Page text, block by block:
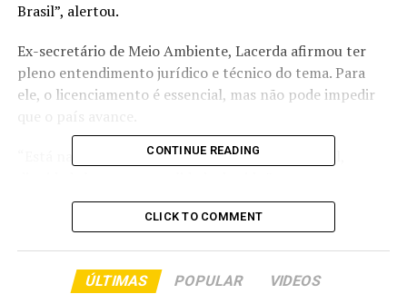
Brasil”, alertou.
Ex-secretário de Meio Ambiente, Lacerda afirmou ter
pleno entendimento jurídico e técnico do tema. Para
ele, o licenciamento é essencial, mas não pode impedir
“Está na Constituição: desenvolvimento nacional,
O senador ressaltou ainda que a obra beneficiaria
diretamente milhões de famílias. “Só em Mato Grosso,
Ele também criticou o abandono das hidrovias. “Não se
CONTINUE READING
CLICK TO COMMENT
ÚLTIMAS POPULAR VIDEOS